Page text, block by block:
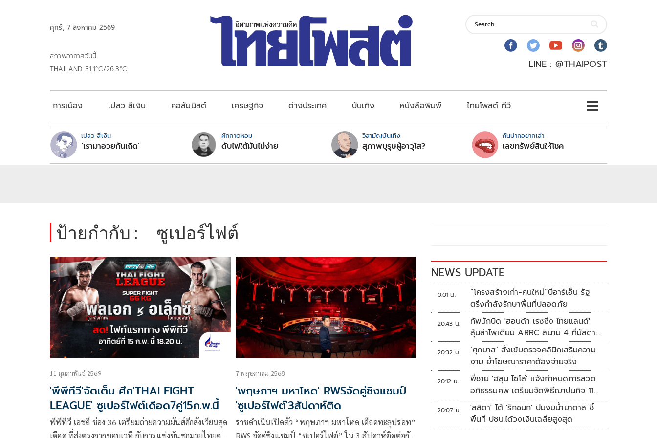
ศุกร์, 7 สิงหาคม 2569
สภาพอากาศวันนี้
THAILAND 31.1°C/26.3°C
LINE : @THAIPOST
การเมือง เปลว สีเงิน คอลัมนิสต์ เศรษฐกิจ ต่างประเทศ บันเทิง หนังสือพิมพ์ ไทยโพสต์ ทีวี
เปลว สีเงิน
‘เรามาอวยกันเถิด’
ผักกาดหอม
ดับไฟใต้มันไม่ง่าย
วิสามัญบันเทิง
สุภาพบุรุษผู้อาวุโส?
คันปากอยากเล่า
เลขทรัพย์สินให้โชค
ป้ายกำกับ : ซูเปอร์ไฟต์
11 กุมภาพันธ์ 2569
'พีพีทีวี'จัดเต็ม ศึก'THAI FIGHT
LEAGUE' ซูเปอร์ไฟต์เดือด7คู่15ก.พ.นี้
พีพีทีวี เอชดี ช่อง 36 เตรียมถ่ายความมันส์ศึกสังเวียนสุด
เดือด ที่ส่งตรงจากขอบเวที กับการแข่งขันชกมวยไทยคาด
7 พฤษภาคม 2568
'พฤษภาฯ มหาโหด' RWSจัดคู่ชิงแชมป์
'ซูเปอร์ไฟต์'3สัปดาห์ติด
ราชดำเนินเปิดตัว “พฤษภาฯ มหาโหด เดือดทะลุปรอท”
RWS จัดคู่ชิงแชมป์ “ซูเปอร์ไฟต์” ใน 3 สัปดาห์ติดต่อกัน
NEWS UPDATE
0:01 น.
“โครงสร้างเก่า-คนใหม่”บีอาร์เอ็น รัฐ
ตรึงกำลังรักษาพื้นที่ปลอดภัย
20:43 น.
ทัพนักบิด 'ฮอนด้า เรซซิ่ง ไทยแลนด์'
ลุ้นล่าโพเดียม ARRC สนาม 4 ที่มัลดาลิ
กา
20:32 น.
‘ศุภมาส’ สั่งเข้มตรวจคลินิกเสริมความ
งาม ย้ำโฆษณาราคาต้องจ่ายจริง
20:12 น.
พี่ชาย 'ฮลุน โซโล่' แจ้งกำหนดการสวด
อภิธรรมศพ เตรียมจัดพิธีฌาปนกิจ 11
ส.ค.
20:07 น.
'ลลิดา' โต้ 'รักชนก' ปมงบน้ำบาดาล ชี้
พื้นที่ ปชน.ได้วงเงินเฉลี่ยสูงสุด